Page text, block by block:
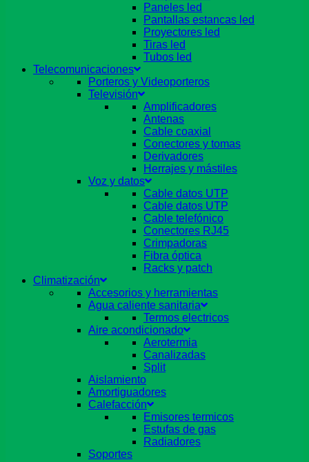
Paneles led
Pantallas estancas led
Proyectores led
Tiras led
Tubos led
Telecomunicaciones
Porteros y Videoporteros
Televisión
Amplificadores
Antenas
Cable coaxial
Conectores y tomas
Derivadores
Herrajes y mástiles
Voz y datos
Cable datos UTP
Cable datos UTP
Cable telefónico
Conectores RJ45
Crimpadoras
Fibra óptica
Racks y patch
Climatización
Accesorios y herramientas
Agua caliente sanitaria
Termos electricos
Aire acondicionado
Aerotermia
Canalizadas
Split
Aislamiento
Amortiguadores
Calefacción
Emisores termicos
Estufas de gas
Radiadores
Soportes